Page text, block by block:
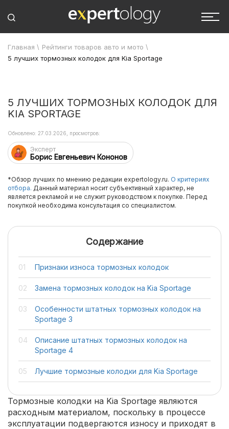
Главная \ Рейтинги товаров авто и мото \
5 лучших тормозных колодок для Kia Sportage
5 ЛУЧШИХ ТОРМОЗНЫХ КОЛОДОК ДЛЯ
KIA SPORTAGE
Эксперт
Борис Евгеньевич Кононов
Обновлено: 27.03.2026, просмотров:
*Обзор лучших по мнению редакции expertology.ru. О критериях
отбора. Данный материал носит субъективный характер, не
является рекламой и не служит руководством к покупке. Перед
покупкой необходима консультация со специалистом.
Содержание
Признаки износа тормозных колодок
Замена тормозных колодок на Kia Sportage
Особенности штатных тормозных колодок на
Sportage 3
Описание штатных тормозных колодок на
Sportage 4
Лучшие тормозные колодки для Kia Sportage
Тормозные колодки на Kia Sportage являются
расходным материалом, поскольку в процессе
эксплуатации подвергаются износу и приходят в